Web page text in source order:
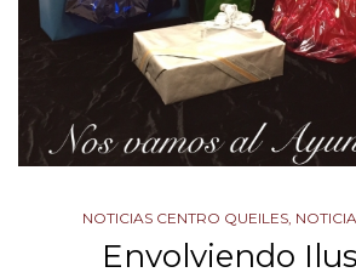
NOTICIAS CENTRO QUEILES,
Envolviendo